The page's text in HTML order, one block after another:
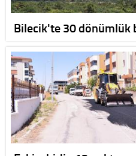
Bilecik'te 30 dönümlük